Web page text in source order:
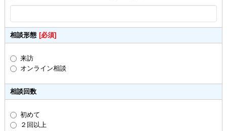
相談形態 [必須]
来訪
オンライン相談
相談回数
初めて
２回以上